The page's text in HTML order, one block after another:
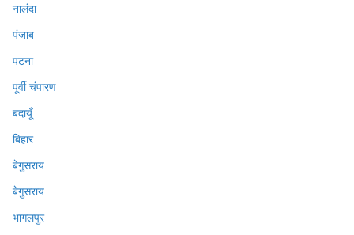
नालंदा
पंजाब
पटना
पूर्वी चंपारण
बदायूँ
बिहार
बेगुसराय
बेगुसराय
भागलपुर